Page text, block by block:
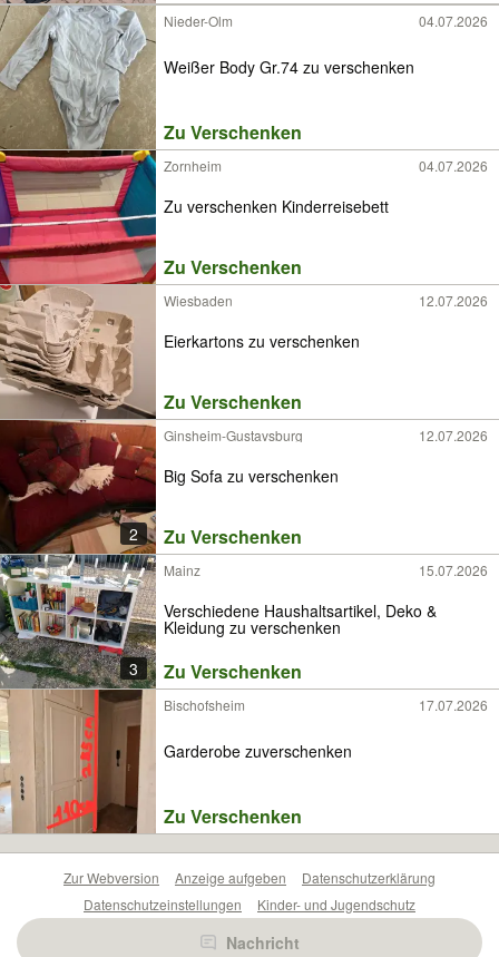
Nieder-Olm 04.07.2026
Weißer Body Gr.74 zu verschenken
Zu Verschenken
Zornheim 04.07.2026
Zu verschenken Kinderreisebett
Zu Verschenken
Wiesbaden 12.07.2026
Eierkartons zu verschenken
Zu Verschenken
2
Ginsheim-Gustavsburg 12.07.2026
Big Sofa zu verschenken
Zu Verschenken
3
Mainz 15.07.2026
Verschiedene Haushaltsartikel, Deko &
Kleidung zu verschenken
Zu Verschenken
Bischofsheim 17.07.2026
Garderobe zuverschenken
Zu Verschenken
Nachricht
Zur Webversion Anzeige aufgeben
Datenschutzerklärung
Datenschutzeinstellungen
Kinder- und Jugendschutz
Barrierefreiheitserklärung